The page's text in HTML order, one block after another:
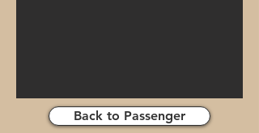
Back to Passenger